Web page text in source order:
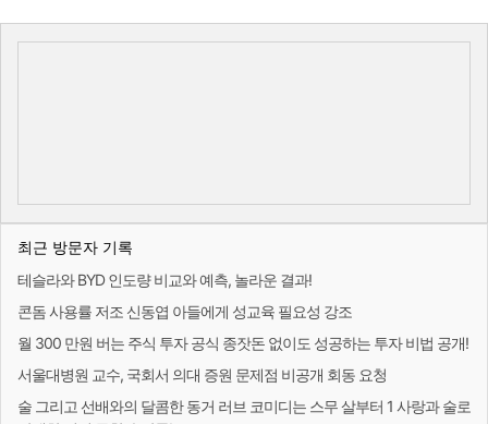
최근 방문자 기록
테슬라와 BYD 인도량 비교와 예측, 놀라운 결과!
콘돔 사용률 저조 신동엽 아들에게 성교육 필요성 강조
월 300 만원 버는 주식 투자 공식 종잣돈 없이도 성공하는 투자 비법 공개!
서울대병원 교수, 국회서 의대 증원 문제점 비공개 회동 요청
술 그리고 선배와의 달콤한 동거 러브 코미디는 스무 살부터 1 사랑과 술로